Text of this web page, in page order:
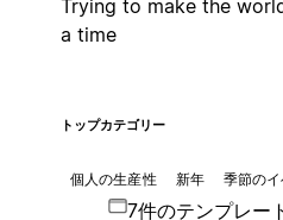
Trying to make the
a time
トップカテゴリー
個人の生産性 新年 季節のイ
7件のテンプレー